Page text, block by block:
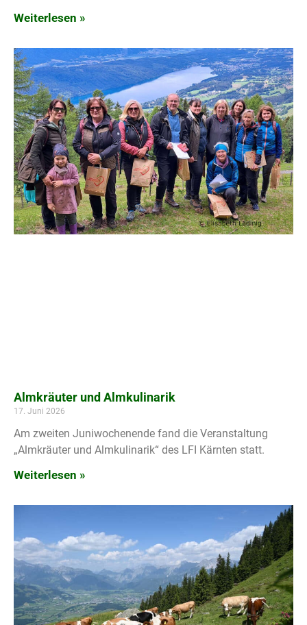
Weiterlesen »
Almkräuter und Almkulinarik
17. Juni 2026
Am zweiten Juniwochenende fand die Veranstaltung
„Almkräuter und Almkulinarik“ des LFI Kärnten statt.
Weiterlesen »